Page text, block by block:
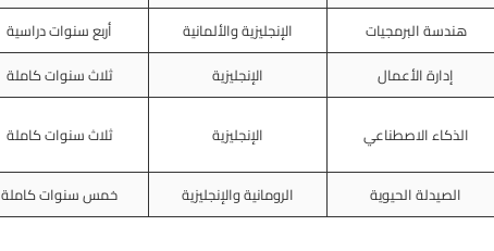
هندسة البرمجيات
الإنجليزية والألمانية أربع سنوات دراسية
إدارة الأعمال
الإنجليزية ثلاث سنوات كاملة
الذكاء الاصطناعي الإنجليزية ثلاث سنوات كاملة
الصيدلة الحيوية
الرومانية والإنجليزية خمس سنوات كاملة